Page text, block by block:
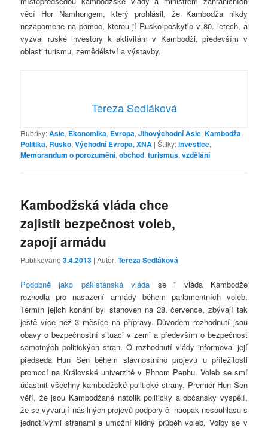
věcí Hor Namhongem, který prohlásil, že Kambodža nikdy
nezapomene na pomoc, kterou jí Rusko poskytlo v 80. letech, a
vyzval ruské investory k aktivitám v Kambodži, především v
oblasti turismu, zemědělství a výstavby.
Tereza Sedláková
Rubriky:Asie, Ekonomika, Evropa,Jihovýchodní Asie,Kambodža,
Politika, Rusko,Východní Evropa,XNA |Štítky:investice,
Memorandum o porozumění,obchod,turismus,vzdělání
Kambodžská vláda chce
zajistit bezpečnost voleb,
zapojí armádu
Publikováno3.4.2013 | Autor:Tereza Sedláková
Podobně jako pákistánská vláda se i vláda Kambodže
rozhodla pro nasazení armády během parlamentních voleb.
Termín jejich konání byl stanoven na 28. července, zbývají tak
ještě více než 3 měsíce na přípravy. Důvodem rozhodnutí jsou
obavy o bezpečnostní situaci v zemi a především o bezpečnost
samotných politických stran. O rozhodnutí vlády informoval její
předseda Hun Sen během slavnostního projevu u příležitosti
promocí na Královské univerzitě v Phnom Penhu. Voleb se smí
účastnit všechny kambodžské politické strany. Premiér Hun Sen
věří, že jsou Kambodžané natolik politicky a občansky vyspělí,
že se vyvarují násilných projevů podpory či naopak nesouhlasu s
jednotlivými stranami a umožní klidný průběh voleb. Volby se v